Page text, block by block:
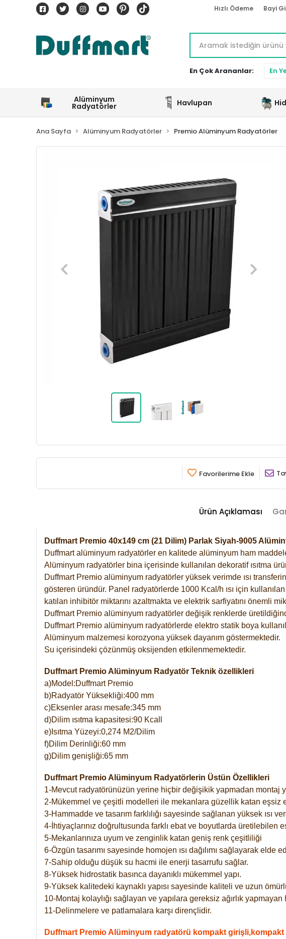
Hızlı Ödeme Bayi
En Çok Arananlar: En
Alüminyum
Radyatörler Havlupan
Ana Sayfa Alüminyum Radyatörler Premio Alüminyum Radyatörler
Favorilerime Ekle
Ürün Açıklaması
Duffmart Premio 40x149 cm (21 Dilim) Parlak Siyah-9005
Duffmart alüminyum radyatörler en kalitede alüminyum ham
Alüminyum radyatörler bina içerisinde kullanılan dekoratif ısıtma
Duffmart Premio alüminyum radyatörler yüksek verimde ısı
gösteren üründür. Panel radyatörlerde 1000 Kcal/h ısı için
katılan inhibitör miktarını azaltmakta ve elektrik sarfiyatını önemli
Duffmart Premio alüminyum radyatörler değişik renklerde
Duffmart Premio alüminyum radyatörlerde elektro statik boya
Alüminyum malzemesi korozyona yüksek dayanım göstermektedir.
Su içerisindeki çözünmüş oksijenden etkilenmemektedir.
Duffmart Premio Alüminyum Radyatör Teknik özellikleri
a)Model:Duffmart Premio
b)Radyatör Yüksekliği:400 mm
c)Eksenler arası mesafe:345 mm
d)Dilim ısıtma kapasitesi:90 Kcall
e)Isıtma Yüzeyi:0,274 M2/Dilim
f)Dilim Derinliği:60 mm
g)Dilim genişliği:65 mm
Duffmart Premio Alüminyum Radyatörlerin Üstün Özellikleri
1-Mevcut radyatörünüzün yerine hiçbir değişikik yapmadan montaj
2-Mükemmel ve çeşitli modelleri ile mekanlara güzellik katan eşsiz
3-Hammadde ve tasarım farklılığı sayesinde sağlanan yüksek ısı
4-İhtiyaçlarınız doğrultusunda farklı ebat ve boyutlarda üretilebilen
5-Mekanlarınıza uyum ve zenginlik katan geniş renk çeşitliliği
6-Özgün tasarımı sayesinde homojen ısı dağılımı sağlayarak elde
7-Sahip olduğu düşük su hacmi ile enerji tasarrufu sağlar.
8-Yüksek hidrostatik basınca dayanıklı mükemmel yapı.
9-Yüksek kalitedeki kaynaklı yapısı sayesinde kaliteli ve uzun
10-Montaj kolaylığı sağlayan ve yapılara gereksiz ağırlık yapmayan
11-Delinmelere ve patlamalara karşı dirençlidir.
Duffmart Premio Alüminyum radyatörü kompakt